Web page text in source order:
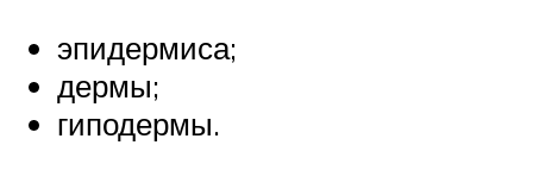
эпидермиса;
дермы;
гиподермы.